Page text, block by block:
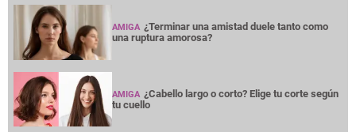
AMIGA ¿Terminar una amistad duele tanto como
una ruptura amorosa?
AMIGA ¿Cabello largo o corto? Elige tu corte según
tu cuello